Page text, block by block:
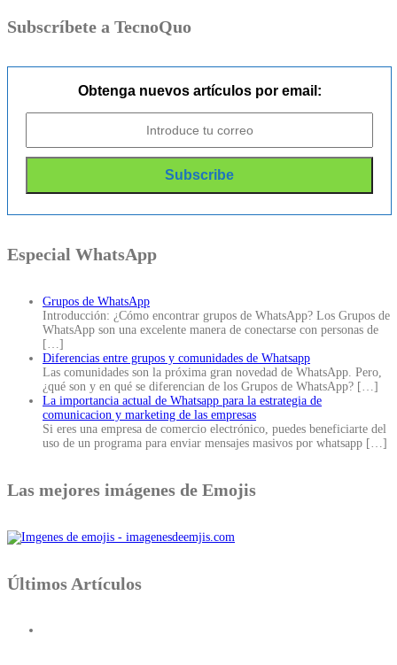
Subscríbete a TecnoQuo
Obtenga nuevos artículos por email:
Especial WhatsApp
Grupos de WhatsApp
Introducción: ¿Cómo encontrar grupos de WhatsApp? Los Grupos de
WhatsApp son una excelente manera de conectarse con personas de
[…]
Diferencias entre grupos y comunidades de Whatsapp
Las comunidades son la próxima gran novedad de WhatsApp. Pero,
¿qué son y en qué se diferencian de los Grupos de WhatsApp? […]
La importancia actual de Whatsapp para la estrategia de
comunicacion y marketing de las empresas
Si eres una empresa de comercio electrónico, puedes beneficiarte del
uso de un programa para enviar mensajes masivos por whatsapp […]
Las mejores imágenes de Emojis
Últimos Artículos